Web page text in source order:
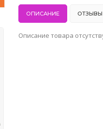
ОПИСАНИЕ ОТЗЫВЫ
Описание товара